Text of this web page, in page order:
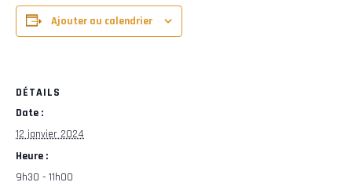
Ajouter au calendrier
DÉTAILS
Date :
12 janvier 2024
Heure :
9h30 - 11h00